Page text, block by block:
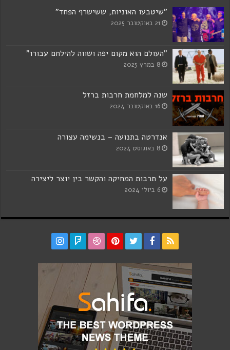
"שיטבעו האוניות, ששישרף הפחד"
21 באוקטובר 2025
"העולם הוא מקום יפה ושווה להילחם עבורו"
8 במרץ 2025
שנה למלחמת חרבות ברזל
16 באוקטובר 2024
אנדרטה בתנועה – בנשימה עצורה
8 באוגוסט 2024
על תרבות המחיקה והקשר בין יוצר ליצירה
6 ביולי 2024